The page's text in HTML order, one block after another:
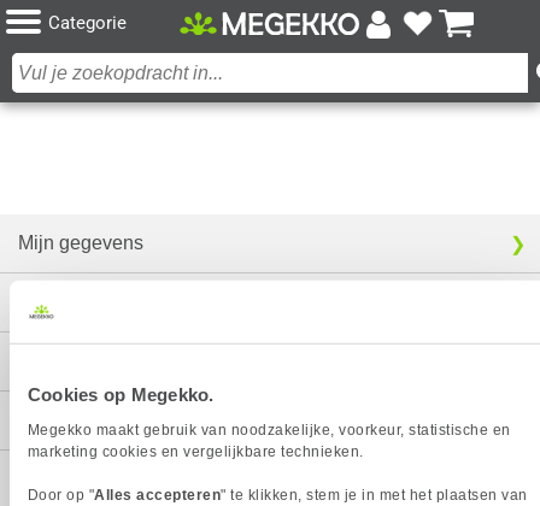
Cookies op Megekko.
Megekko maakt gebruik van noodzakelijke, voorkeur, statistische en
marketing cookies en vergelijkbare technieken.
Door op "Alles accepteren" te klikken, stem je in met het plaatsen van
Categorie
Mijn gegevens
Service
Megekko